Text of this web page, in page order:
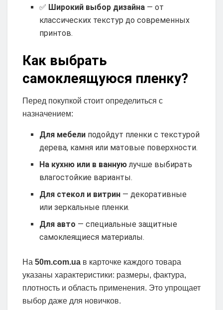
✅ Широкий выбор дизайна — от
классических текстур до современных
принтов.
Как выбрать
самоклеящуюся пленку?
Перед покупкой стоит определиться с
назначением:
Для мебели подойдут пленки с текстурой
дерева, камня или матовые поверхности.
На кухню или в ваннуюлучше выбирать
влагостойкие варианты.
Для стекол и витрин — декоративные
или зеркальные пленки.
Для авто — специальные защитные
самоклеящиеся материалы.
На 50m.com.ua в карточке каждого товара
указаны характеристики: размеры, фактура,
плотность и область применения. Это упрощает
выбор даже для новичков.